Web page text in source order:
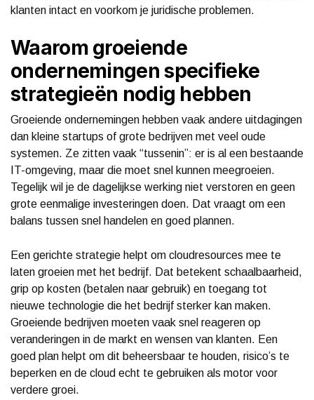
klanten intact en voorkom je juridische problemen.
Waarom groeiende
ondernemingen specifieke
strategieën nodig hebben
Groeiende ondernemingen hebben vaak andere uitdagingen
dan kleine startups of grote bedrijven met veel oude
systemen. Ze zitten vaak “tussenin”: er is al een bestaande
IT-omgeving, maar die moet snel kunnen meegroeien.
Tegelijk wil je de dagelijkse werking niet verstoren en geen
grote eenmalige investeringen doen. Dat vraagt om een
balans tussen snel handelen en goed plannen.
Een gerichte strategie helpt om cloudresources mee te
laten groeien met het bedrijf. Dat betekent schaalbaarheid,
grip op kosten (betalen naar gebruik) en toegang tot
nieuwe technologie die het bedrijf sterker kan maken.
Groeiende bedrijven moeten vaak snel reageren op
veranderingen in de markt en wensen van klanten. Een
goed plan helpt om dit beheersbaar te houden, risico’s te
beperken en de cloud echt te gebruiken als motor voor
verdere groei.